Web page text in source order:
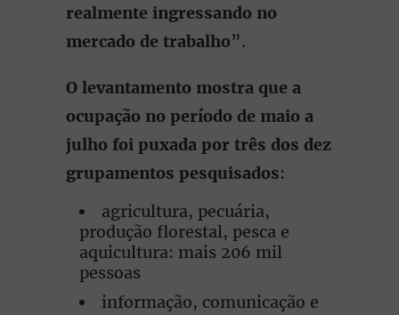
realmente ingressando no
mercado de trabalho”.
O levantamento mostra que a
ocupação no período de maio a
julho foi puxada por três dos dez
grupamentos pesquisados:
agricultura, pecuária,
produção florestal, pesca e
aquicultura: mais 206 mil
pessoas
informação, comunicação e